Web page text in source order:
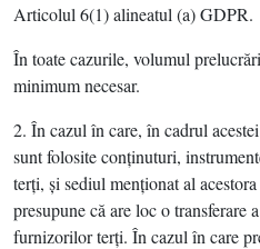
Articolul 6(1) alineatul (a) GDPR.
În toate cazurile, volumul
minimum necesar.
2. În cazul în care, în cadrul
sunt folosite conţinuturi,
terţi, şi sediul menţionat al
presupune că are loc o transferare
furnizorilor terţi. În cazul în care